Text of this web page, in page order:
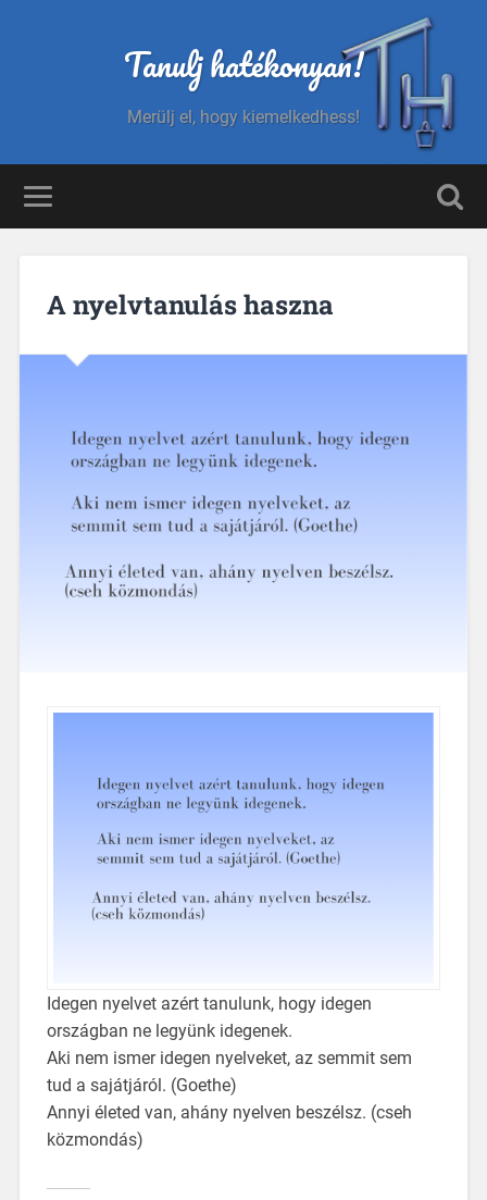
Tanulj hatékonyan!
Merülj el, hogy kiemelkedhess!
A nyelvtanulás haszna
Idegen nyelvet azért tanulunk, hogy idegen
országban ne legyünk idegenek.
Aki nem ismer idegen nyelveket, az semmit sem
tud a sajátjáról. (Goethe)
Annyi életed van, ahány nyelven beszélsz. (cseh
közmondás)